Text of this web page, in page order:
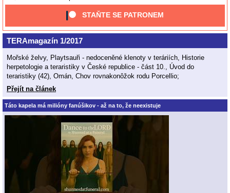
STAŇTE SE PATRONEM
TERAmagazín 1/2017
Mořské želvy, Playtsauři - nedoceněné klenoty v teráriích, Historie
herpetologie a teraristiky v České republice - část 10., Úvod do
teraristiky (42), Omán, Chov rovnakonôžok rodu Porcellio;
Přejít na článek
Táto kapela má milióny fanúšikov - až na to, že neexistuje